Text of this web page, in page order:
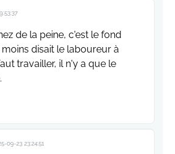
de la peine, c'est le fond
disait le laboureur à
travailler, il n'y a que le
09-23 23:24:51